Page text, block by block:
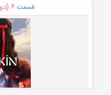
قسمت ۶ (دوبله)